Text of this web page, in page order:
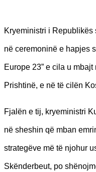
Kryeministri i
në ceremoninë e hapjes
Europe 23” e cila u
Prishtinë, e në të cilën
Fjalën e tij, kryeministri
në sheshin që mban
strategëve më të njohur
Skënderbeut, po